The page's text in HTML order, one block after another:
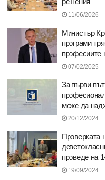
решения
11/06/2026
Министър
програми
професиите
07/02/2025
За първи
може да
20/12/2024
Проверката
проведе на
19/09/2024